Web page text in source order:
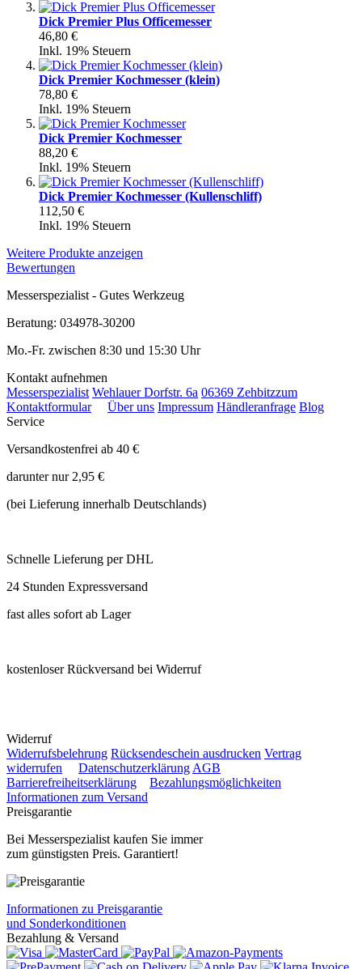
Dick Premier Plus Officemesser
46,80 €
Inkl. 19% Steuern
Dick Premier Kochmesser (klein)
78,80 €
Inkl. 19% Steuern
Dick Premier Kochmesser
88,20 €
Inkl. 19% Steuern
Dick Premier Kochmesser (Kullenschliff)
112,50 €
Inkl. 19% Steuern
Weitere Produkte anzeigen
Bewertungen
Messerspezialist - Gutes Werkzeug
Beratung: 034978-30200
Mo.-Fr. zwischen 8:30 und 15:30 Uhr
Kontakt aufnehmen
Messerspezialist Wehlauer Dorfstr. 6a 06369 Zehbitzzum
Kontaktformular
Über uns Impressum Händleranfrage Blog
Service
Versandkostenfrei ab 40 €
darunter nur 2,95 €
(bei Lieferung innerhalb Deutschlands)
Schnelle Lieferung per DHL
24 Stunden Expressversand
fast alles sofort ab Lager
kostenloser Rückversand bei Widerruf
Widerruf
Widerrufsbelehrung Rücksendeschein ausdrucken Vertrag
widerrufen
Datenschutzerklärung AGB
Barrierefreiheitserklärung
Bezahlungsmöglichkeiten
Informationen zum Versand
Preisgarantie
Bei Messerspezialist kaufen Sie immer
zum günstigsten Preis. Garantiert!
Informationen zu Preisgarantie
und Sonderkonditionen
Bezahlung & Versand